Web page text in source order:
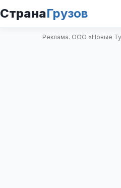
СтранаГрузов
Реклама. ООО «Новые